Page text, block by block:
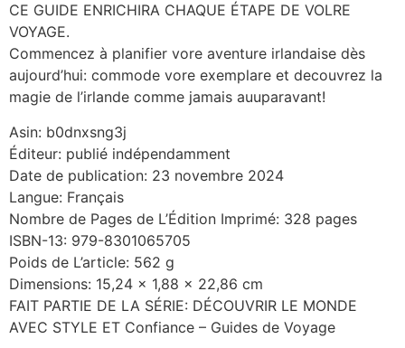
CE GUIDE ENRICHIRA CHAQUE ÉTAPE DE VOLRE
VOYAGE.
Commencez à planifier vore aventure irlandaise dès
aujourd’hui: commode vore exemplare et decouvrez la
magie de l’irlande comme jamais auuparavant!
Asin: b0dnxsng3j
Éditeur: publié indépendamment
Date de publication: 23 novembre 2024
Langue: Français
Nombre de Pages de L’Édition Imprimé: 328 pages
ISBN-13: 979-8301065705
Poids de L’article: 562 g
Dimensions: 15,24 x 1,88 x 22,86 cm
FAIT PARTIE DE LA SÉRIE: DÉCOUVRIR LE MONDE
AVEC STYLE ET Confiance – Guides de Voyage